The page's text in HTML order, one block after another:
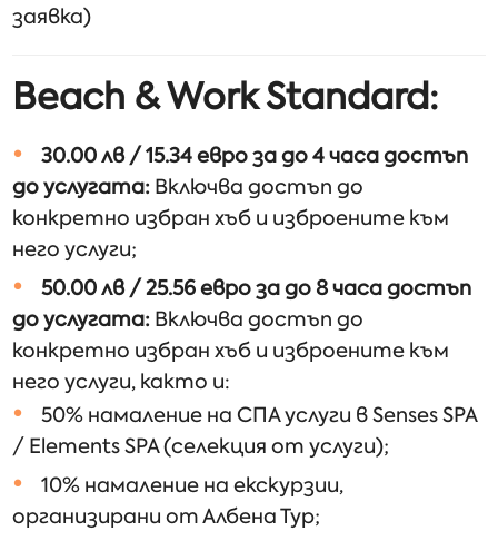
заявка)
Beach & Work Standard:
30.00 лв / 15.34 евро за до 4 часа достъп
до услугата: Включва достъп до
конкретно избран хъб и изброените към
него услуги;
50.00 лв / 25.56 евро за до 8 часа достъп
до услугата: Включва достъп до
конкретно избран хъб и изброените към
него услуги, както и:
50% намаление на СПА услуги в Senses SPA
/ Elements SPA (селекция от услуги);
10% намаление на екскурзии,
организирани от Албена Тур;